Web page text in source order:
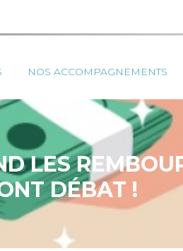
NOS ACCOMPAGNEMENTS
LES
DÉBAT !